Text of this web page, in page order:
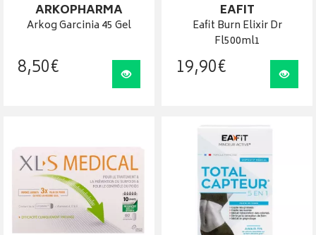
ARKOPHARMA
Arkog Garcinia 45 Gel
8,50€ Visualiser
EAFIT
Eafit Burn Elixir Dr
Fl500ml1
19,90€